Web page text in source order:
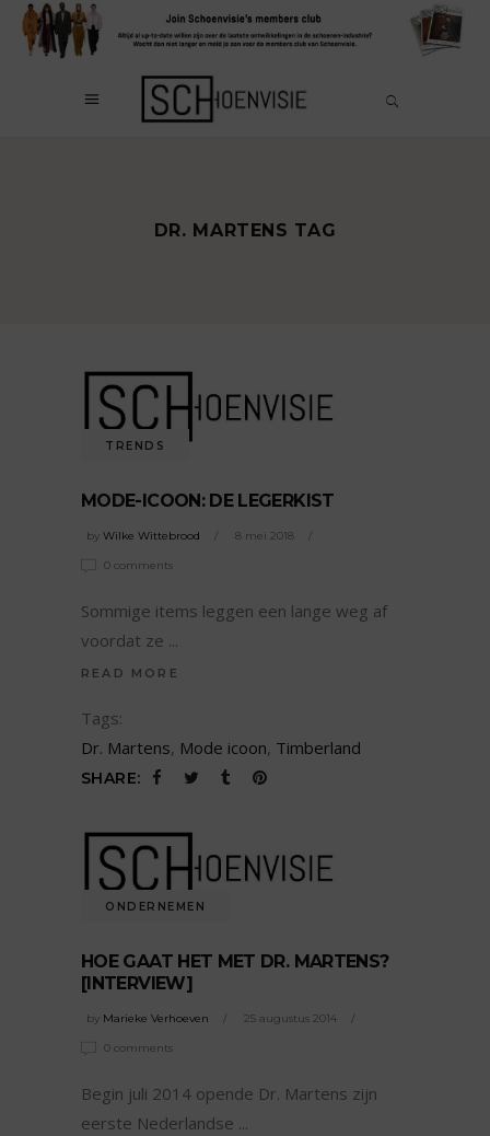
DR. MARTENS TAG
TRENDS
MODE-ICOON: DE LEGERKIST
by Wilke Wittebrood 8 mei 2018
0 comments
Sommige items leggen een lange weg af
voordat ze
READ MORE
Tags:
Dr. Martens, Mode icoon, Timberland
SHARE:
ONDERNEMEN
HOE GAAT HET MET DR. MARTENS?
[INTERVIEW]
by Marieke Verhoeven 25 augustus 2014
0 comments
Begin juli 2014 opende Dr. Martens zijn
eerste Nederlandse